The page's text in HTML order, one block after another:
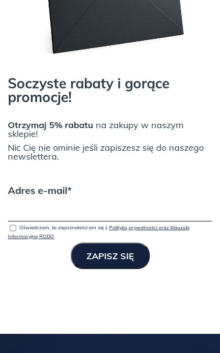
Soczyste rabaty i gorące
promocje!
Otrzymaj 5% rabatu na zakupy w naszym
sklepie!
Nic Cię nie ominie jeśli zapiszesz się do naszego
newslettera.
Adres e-mail*
Oświadczam, że zapoznałem/-am się z Polityką prywatności oraz Klauzulą
Informacyjną RODO